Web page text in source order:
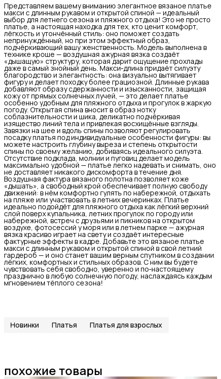
Представляем вашему вниманию элегантное вязаное платье
макси с длинным рукавом и открытой спиной — идеальный
выбор для летнего сезона и пляжного отдыха! Это не просто
платье, а настоящая находка для тех, кто ценит комфорт,
лёгкость и утончённый стиль: оно поможет создать
непринуждённый, но при этом эффектный образ,
подчёркивающий вашу женственность. Модель выполнена в
технике кроше — воздушная ажурная вязка создаёт
«дышащую» структуру, которая дарит ощущение прохлады
даже в самый знойный день. Макси‑длина придаёт силуэту
благородство и элегантность: она визуально вытягивает
фигуру и делает походку более грациозной. Длинные рукава
добавляют образу сдержанности и изысканности, защищая
кожу от прямых солнечных лучей, — это делает платье
особенно удобным для пляжного отдыха и прогулок в жаркую
погоду. Открытая спина вносит в образ нотку
соблазнительности и шика, деликатно подчёркивая
изящество линий тела и привлекая восхищённые взгляды.
Завязки на шее и вдоль спины позволяют регулировать
посадку платья под индивидуальные особенности фигуры: вы
можете настроить глубину выреза и степень открытости
спины по своему желанию, добиваясь идеального силуэта.
Отсутствие подклада, молнии и пуговиц делает модель
максимально удобной — платье легко надевать и снимать, оно
не доставляет никакого дискомфорта в течение дня.
Воздушная фактура вязаного полотна позволяет коже
«дышать», а свободный крой обеспечивает полную свободу
движений: в нём комфортно гулять по набережной, отдыхать
на пляже или участвовать в летних вечеринках. Платье
идеально подойдёт для пляжного отдыха как лёгкий верхний
слой поверх купальника, летних прогулок по городу или
набережной, встреч с друзьями и пикников на открытом
воздухе, фотосессий у моря или в летнем парке — ажурная
вязка красиво играет на свету и создаёт интересные
фактурные эффекты в кадре. Добавьте это вязаное платье
макси с длинным рукавом и открытой спиной в свой летний
гардероб — и оно станет вашим верным спутником в создании
лёгких, комфортных и стильных образов. С ним вы будете
чувствовать себя свободно, уверенно и по‑настоящему
празднично в любую солнечную погоду, наслаждаясь каждым
мгновением тёплого сезона!
Новинки Платья Платья для взрослых
похожие товары